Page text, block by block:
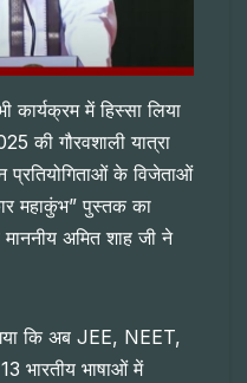
कार्यक्रम में हिस्सा लिया
की गौरवशाली यात्रा
प्रतियोगिताओं के विजेताओं
महाकुंभ” पुस्तक का
अमित शाह जी ने
कि अब JEE, NEET,
भारतीय भाषाओं में